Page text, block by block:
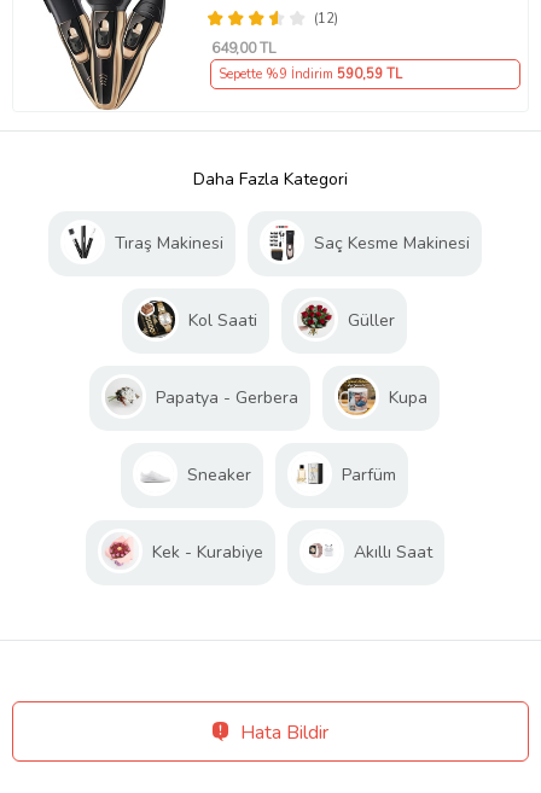
(12)
649,00 TL
Sepette %9 İndirim 590,59 TL
Daha Fazla Kategori
Tıraş Makinesi Saç Kesme Makinesi
Kol Saati Güller
Papatya - Gerbera Kupa
Sneaker Parfüm
Kek - Kurabiye Akıllı Saat
Hata Bildir